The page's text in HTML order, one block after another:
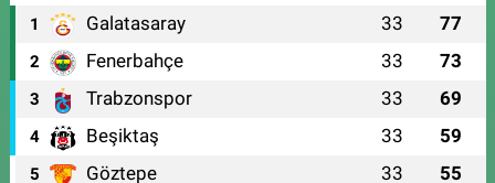
1 Galatasaray 33 77
2 Fenerbahçe 33 73
3 Trabzonspor 33 69
4 Beşiktaş 33 59
5 Göztepe 33 55